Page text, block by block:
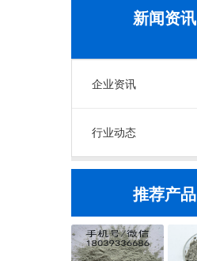
新闻资讯
企业资讯
行业动态
推荐产品